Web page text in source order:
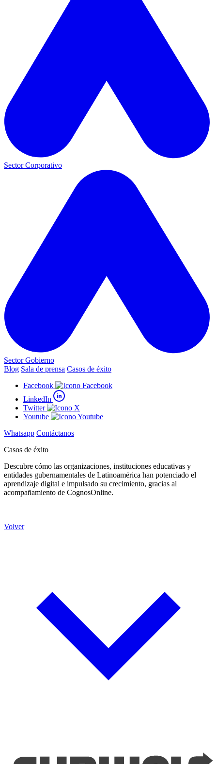
Sector Corporativo
Sector Gobierno
Blog Sala de prensa Casos de éxito
Facebook
LinkedIn
Twitter
Youtube
Whatsapp Contáctanos
Casos de éxito
Descubre cómo las organizaciones, instituciones educativas y
entidades gubernamentales de Latinoamérica han potenciado el
aprendizaje digital e impulsado su crecimiento, gracias al
acompañamiento de CognosOnline.
Volver